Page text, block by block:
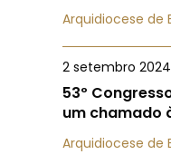
Arquidiocese de
2 setembro 2024
53º
um chamado
Arquidiocese de